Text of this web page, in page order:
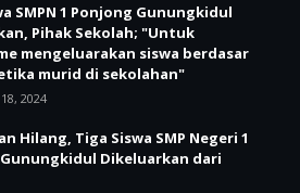
SMPN 1 Ponjong Gunungkidul
Pihak Sekolah; "Untuk
mengeluarakan siswa berdasar
murid di sekolahan"
2024
Hilang, Tiga Siswa SMP Negeri 1
Dikeluarkan dari